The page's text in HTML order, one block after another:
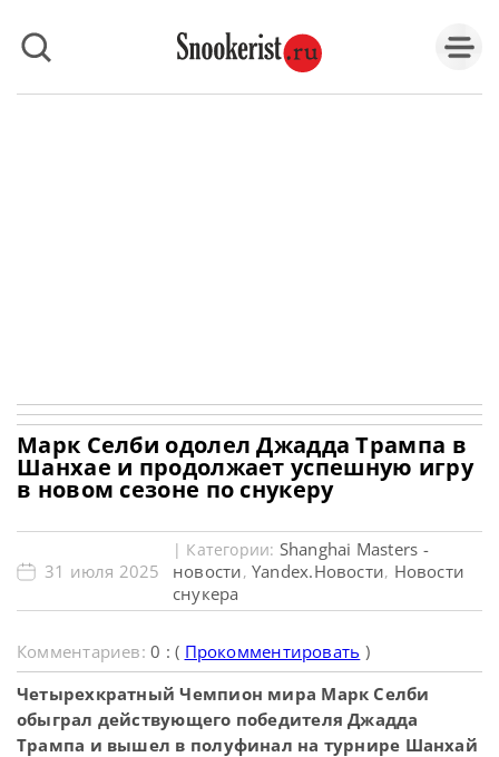
Марк Селби одолел Джадда Трампа в
Шанхае и продолжает успешную игру
в новом сезоне по снукеру
31 июля 2025
| Категории: Shanghai Masters -
новости, Yandex.Новости, Новости
снукера
Комментариев:0 : ( Прокомментировать )
Четырехкратный Чемпион мира Марк Селби
обыграл действующего победителя Джадда
Трампа и вышел в полуфинал на турнире Шанхай